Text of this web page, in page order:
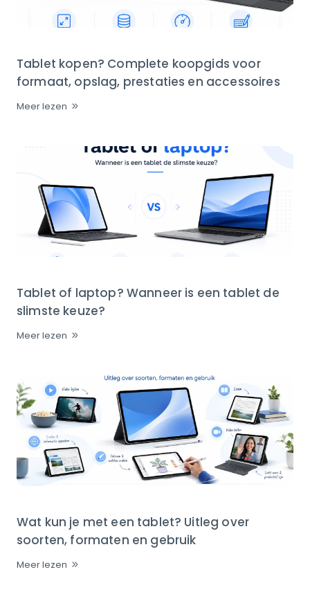
Tablet kopen? Complete koopgids voor
formaat, opslag, prestaties en accessoires
Meer lezen
Tablet of laptop? Wanneer is een tablet de
slimste keuze?
Meer lezen
Wat kun je met een tablet? Uitleg over
soorten, formaten en gebruik
Meer lezen